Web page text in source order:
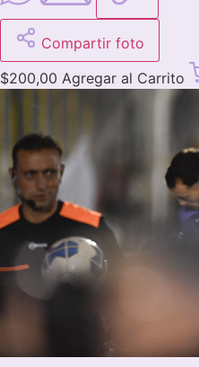
Compartir foto
$200,00 Agregar al Carrito